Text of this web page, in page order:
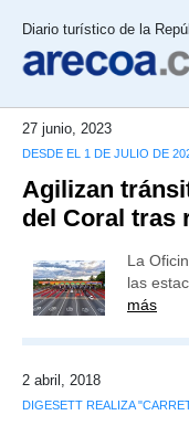
Diario turístico de la
27 junio, 2023
DESDE EL 1 DE JULIO DE
Agilizan
del Coral tras
La
las
más
2 abril, 2018
DIGESETT REALIZA